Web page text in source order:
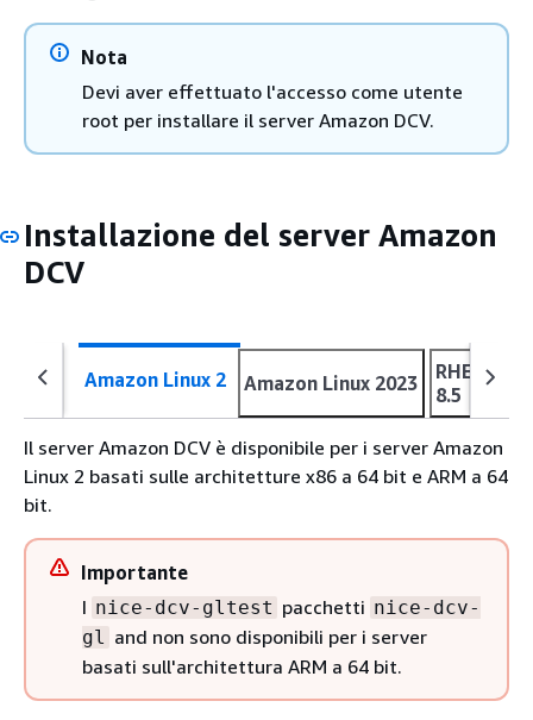
Nota
Devi aver effettuato l'accesso come utente
root per installare il server Amazon DCV.
Installazione del server Amazon
DCV
Amazon Linux 2 Amazon Linux 2023
RHEL,
8.5
Il server Amazon DCV è disponibile per i server Amazon
Linux 2 basati sulle architetture x86 a 64 bit e ARM a 64
bit.
Importante
I nice-dcv-gltest pacchetti nice-dcv-
gl
and non sono disponibili per i server
basati sull'architettura ARM a 64 bit.